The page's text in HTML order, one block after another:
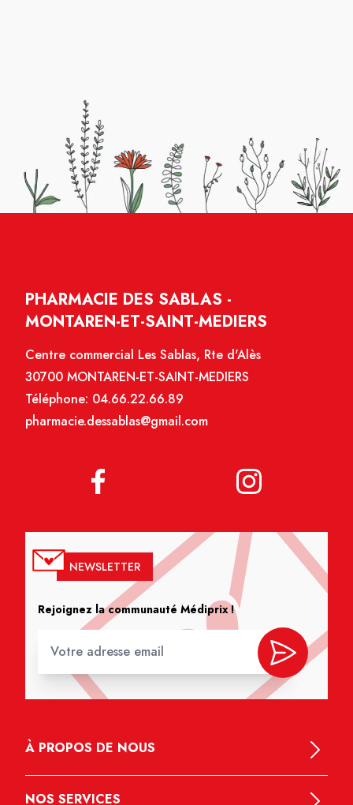
PHARMACIE DES SABLAS -
MONTAREN-ET-SAINT-MEDIERS
Centre commercial Les Sablas, Rte d'Alès
30700 MONTAREN-ET-SAINT-MEDIERS
Téléphone: 04.66.22.66.89
pharmacie.dessablas@gmail.com
NEWSLETTER
Rejoignez la communauté Médiprix !
À PROPOS DE NOUS
NOS SERVICES